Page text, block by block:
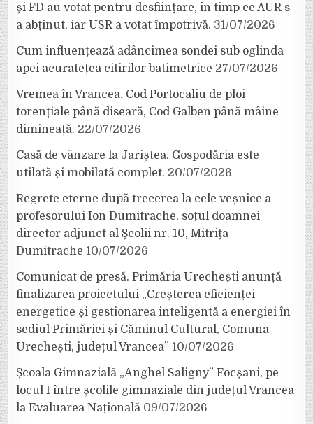
și FD au votat pentru desființare, în timp ce AUR s-
a abținut, iar USR a votat împotrivă. 31/07/2026
Cum influențează adâncimea sondei sub oglinda
apei acuratețea citirilor batimetrice 27/07/2026
Vremea în Vrancea. Cod Portocaliu de ploi
torențiale până diseară, Cod Galben până mâine
dimineață. 22/07/2026
Casă de vânzare la Jariștea. Gospodăria este
utilată și mobilată complet. 20/07/2026
Regrete eterne după trecerea la cele veșnice a
profesorului Ion Dumitrache, soțul doamnei
director adjunct al Școlii nr. 10, Mitrița
Dumitrache 10/07/2026
Comunicat de presă. Primăria Urechești anunță
finalizarea proiectului „Creșterea eficienței
energetice și gestionarea inteligentă a energiei în
sediul Primăriei și Căminul Cultural, Comuna
Urechești, județul Vrancea” 10/07/2026
Școala Gimnazială „Anghel Saligny” Focșani, pe
locul I între școlile gimnaziale din județul Vrancea
la Evaluarea Națională 09/07/2026